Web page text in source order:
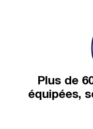
Plus de
équipées,